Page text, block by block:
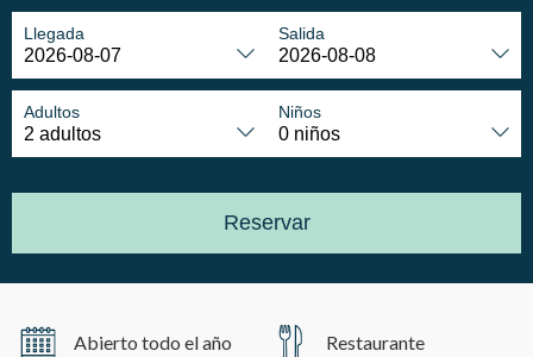
Llegada Salida
Adultos Niños
Reservar
Abierto todo el año Restaurante
el fin de introducir mejoras en función del análisis de los
datos de uso que hacen los usuarios del servicio. Permiten
guardar la información de preferencia del usuario para
mejorar la calidad de nuestros servicios y para ofrecer una
mejor experiencia a través de productos recomendados.
Marketing y publicidad
sobre las preferencias y elecciones personales del usuario
de navegación en el sitio web y mostrar publicidad